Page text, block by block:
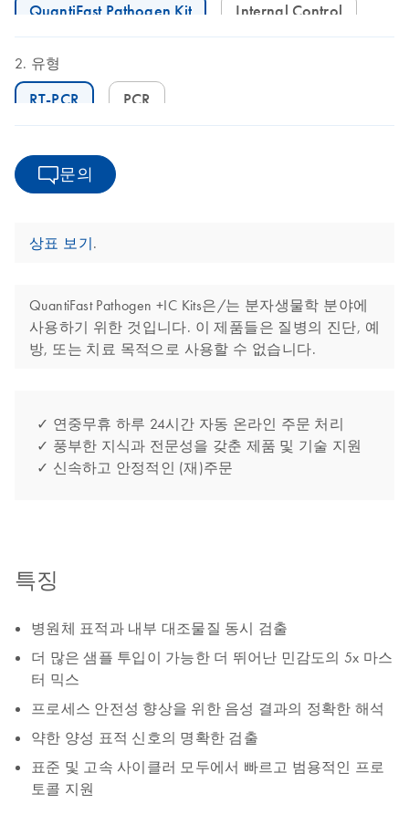
QuantiFast Pathogen Kit Internal Control
유형
RT-PCR PCR
문의
상표 보기.
QuantiFast Pathogen +IC Kits은/는 분자생물학 분야에
사용하기 위한 것입니다. 이 제품들은 질병의 진단, 예
방, 또는 치료 목적으로 사용할 수 없습니다.
✓ 연중무휴 하루 24시간 자동 온라인 주문 처리
✓ 풍부한 지식과 전문성을 갖춘 제품 및 기술 지원
✓ 신속하고 안정적인 (재)주문
특징
병원체 표적과 내부 대조물질 동시 검출
더 많은 샘플 투입이 가능한 더 뛰어난 민감도의 5x 마스
터 믹스
프로세스 안전성 향상을 위한 음성 결과의 정확한 해석
약한 양성 표적 신호의 명확한 검출
표준 및 고속 사이클러 모두에서 빠르고 범용적인 프로
토콜 지원